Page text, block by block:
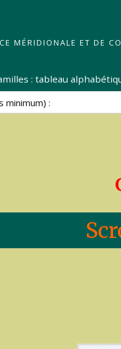
MÉRIDIONALE ET DE
: tableau